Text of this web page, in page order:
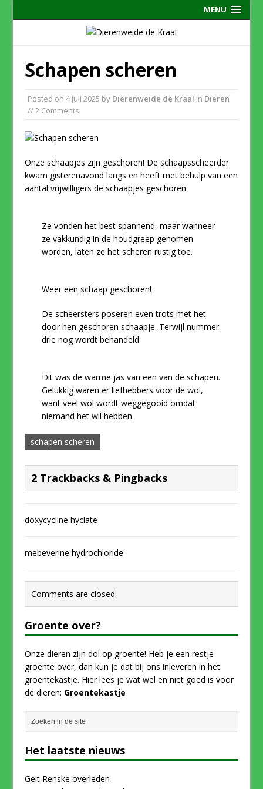
MENU
Schapen scheren
Posted on4 juli 2025 by Dierenweide de Kraal in Dieren
// 2 Comments
Onze schaapjes zijn geschoren! De schaapsscheerder
kwam gisterenavond langs en heeft met behulp van een
aantal vrijwilligers de schaapjes geschoren.
Ze vonden het best spannend, maar wanneer
ze vakkundig in de houdgreep genomen
worden, laten ze het scheren rustig toe.
Weer een schaap geschoren!
De scheersters poseren even trots met het
door hen geschoren schaapje. Terwijl nummer
drie nog wordt behandeld.
Dit was de warme jas van een van de schapen.
Gelukkig waren er liefhebbers voor de wol,
want veel wol wordt weggegooid omdat
niemand het wil hebben.
schapen scheren
2 Trackbacks & Pingbacks
doxycycline hyclate
mebeverine hydrochloride
Comments are closed.
Groente over?
Onze dieren zijn dol op groente! Heb je een restje
groente over, dan kun je dat bij ons inleveren in het
groentekastje. Hier lees je wat wel en niet goed is voor
de dieren: Groentekastje
Het laatste nieuws
Geit Renske overleden